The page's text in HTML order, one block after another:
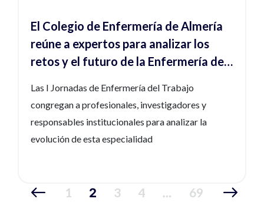
El Colegio de Enfermería de Almería
reúne a expertos para analizar los
retos y el futuro de la Enfermería del
Las I Jornadas de Enfermería del Trabajo
congregan a profesionales, investigadores y
responsables institucionales para analizar la
evolución de esta especialidad
1 2 3 4 … 69